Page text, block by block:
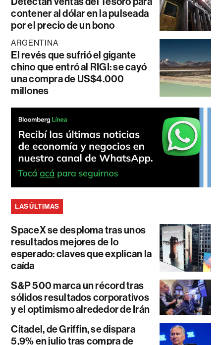
contener al dólar en la pulseada
por el precio de un bono
ARGENTINA
El revés que sufrió el gigante
chino que entró al RIGI: se cayó
una compra de US$4.000
millones
LAS ÚLTIMAS
SpaceX se desploma tras unos
resultados mejores de lo
esperado: claves que explican la
caída
S&P 500 marca un récord tras
sólidos resultados corporativos
y el optimismo alrededor de Irán
Citadel, de Griffin, se dispara
5,9% en julio tras compra de